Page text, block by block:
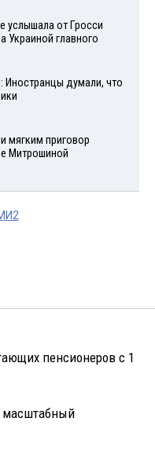
услышала от Гросси
Украиной главного
Иностранцы думали, что
мягким приговор
Митрошиной
пенсионеров с 1
масштабный